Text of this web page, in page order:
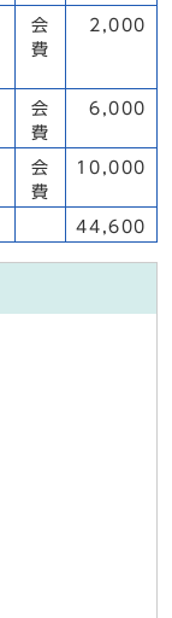
会
費
2,000
会
費
6,000
会
費
10,000
44,600